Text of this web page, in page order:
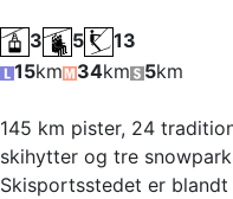
3 5
13
15km 34km 5km
145 km pister, 24
skihytter og tre
Skisportsstedet er blandt